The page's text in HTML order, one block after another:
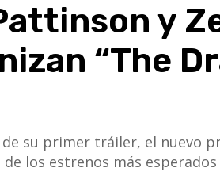
y
“The
su primer tráiler, el nuevo
los estrenos más esperados